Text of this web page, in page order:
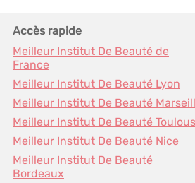
Accès rapide
Meilleur Institut De Beauté de
France
Meilleur Institut De Beauté Lyon
Meilleur Institut De Beauté
Meilleur Institut De Beauté
Meilleur Institut De Beauté Nice
Meilleur Institut De Beauté
Bordeaux